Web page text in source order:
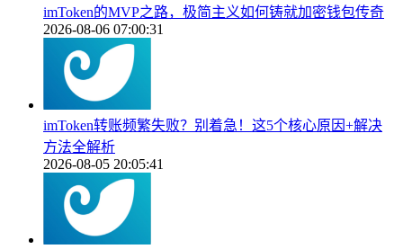
imToken的MVP之路，极简主义如何铸就加密钱包传奇
2026-08-06 07:00:31
imToken转账频繁失败？别着急！这5个核心原因+解决
方法全解析
2026-08-05 20:05:41